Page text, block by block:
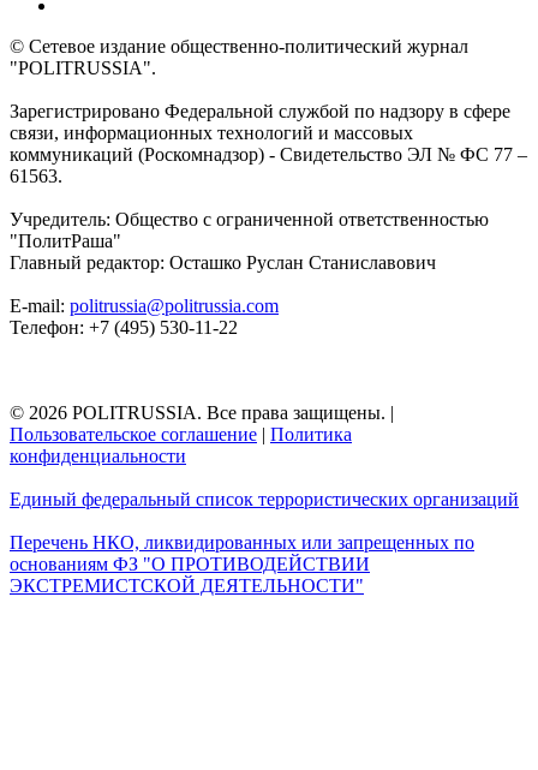
© Сетевое издание общественно-политический журнал
"POLITRUSSIA".
Зарегистрировано Федеральной службой по надзору в сфере
связи, информационных технологий и массовых
коммуникаций (Роскомнадзор) - Свидетельство ЭЛ № ФС 77 –
61563.
Учредитель: Общество с ограниченной ответственностью
"ПолитРаша"
Главный редактор: Осташко Руслан Станиславович
E-mail: politrussia@politrussia.com
Телефон: +7 (495) 530-11-22
© 2026 POLITRUSSIA. Все права защищены. |
Пользовательское соглашение | Политика
конфиденциальности
Единый федеральный список террористических организаций
Перечень НКО, ликвидированных или запрещенных по
основаниям ФЗ "О ПРОТИВОДЕЙСТВИИ
ЭКСТРЕМИСТСКОЙ ДЕЯТЕЛЬНОСТИ"